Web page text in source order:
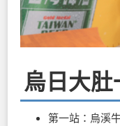
烏日大
第一站：烏溪